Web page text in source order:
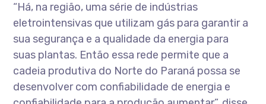
“Há, na região, uma série de indústrias
eletrointensivas que utilizam gás para garantir a
sua segurança e a qualidade da energia para
suas plantas. Então essa rede permite que a
cadeia produtiva do Norte do Paraná possa se
desenvolver com confiabilidade de energia e